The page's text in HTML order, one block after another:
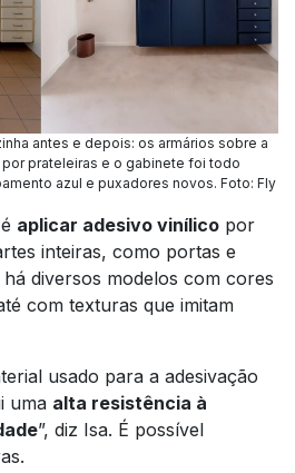
antes e depois: os armários sobre a
prateleiras e o gabinete foi todo
azul e puxadores novos. Foto: Fly
aplicar adesivo vinílico por
inteiras, como portas e
diversos modelos com cores
com texturas que imitam
usado para a adesivação
uma alta resistência à
”, diz Isa. É possível